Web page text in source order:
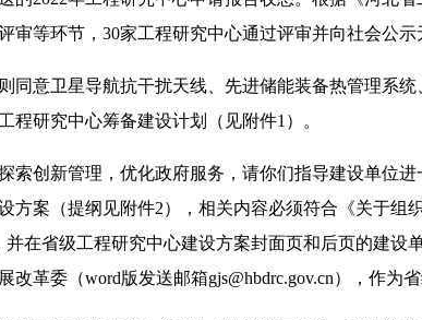
审等环节，30家工程研究中心通过评审并向社会公
同意卫星导航抗干扰天线、先进储能装备热管理系
程研究中心筹备建设计划（见附件1）。
索创新管理，优化政府服务，请你们指导建设单位
方案（提纲见附件2），相关内容必须符合《关于组
并在省级工程研究中心建设方案封面页和后页的建设
改革委（word版发送邮箱gjs@hbdrc.gov.cn），作为